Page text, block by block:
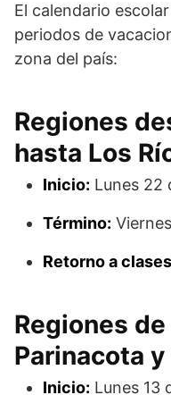
El calendario
periodos de
zona del país:
Regiones
hasta Los
Inicio: Lunes 22
Término:
Retorno a
Regiones
Parinacota y
Inicio: Lunes 13